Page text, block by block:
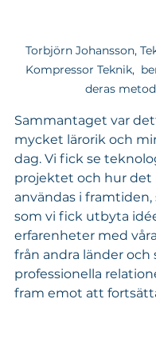
Torbjörn Johansson,
Kompressor Teknik,
deras
Sammantaget var
mycket lärorik och
dag. Vi fick se
projektet och hur
användas i
som vi fick utbyta
erfarenheter med
från andra länder och
professionella
fram emot att